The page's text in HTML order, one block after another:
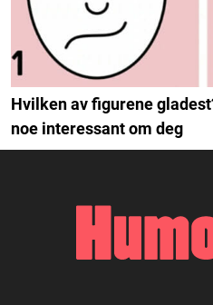
Hvilken av figurene
noe interessant om deg